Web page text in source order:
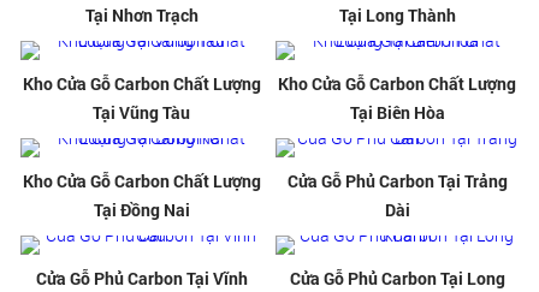
Tại Nhơn Trạch
Tại Long Thành
Kho Cửa Gỗ Carbon Chất Lượng
Tại Vũng Tàu
Kho Cửa Gỗ Carbon Chất Lượng
Tại Biên Hòa
Kho Cửa Gỗ Carbon Chất Lượng
Tại Đồng Nai
Cửa Gỗ Phủ Carbon Tại Trảng
Dài
Cửa Gỗ Phủ Carbon Tại Vĩnh
Cửa Gỗ Phủ Carbon Tại Long